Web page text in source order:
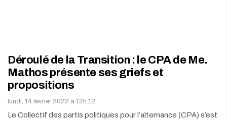
Déroulé de la Transition : le CPA de Me.
Mathos présente ses griefs et
propositions
lundi, 14 février 2022 à 12h:12
Le Collectif des partis politiques pour l’alternance (CPA) s’est